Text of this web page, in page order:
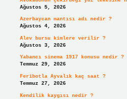
Ağustos 5, 2026
Azerbaycan mantısı adı nedir ?
Ağustos 4, 2026
Alev bursu kimlere verilir ?
Ağustos 3, 2026
Yabancı sinema 1917 konusu nedir ?
Temmuz 29, 2026
Feribotla Ayvalık kaç saat ?
Temmuz 27, 2026
Kendilik kaygısı nedir ?